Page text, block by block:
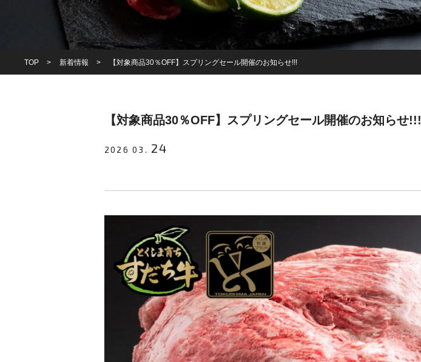
TOP 新着情報 【対象商品30％OFF】スプリングセール開催のお知らせ!!!
【対象商品30％OFF】スプリングセール開催のお知らせ!!!
2026 03. 24